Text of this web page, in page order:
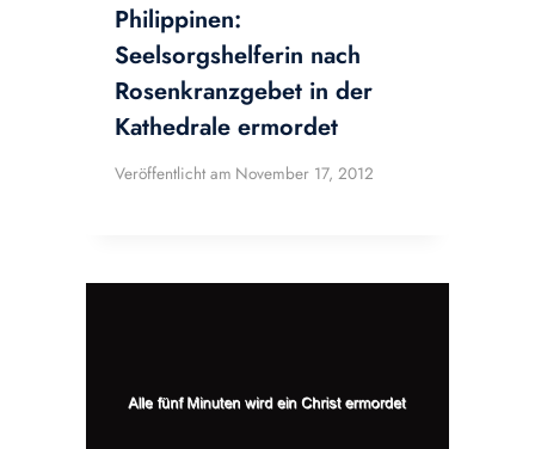
Philippinen:
Seelsorgshelferin nach
Rosenkranzgebet in der
Kathedrale ermordet
Veröffentlicht am November 17, 2012